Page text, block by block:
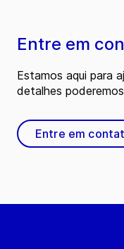
Entre em
Estamos aqui para
detalhes
Entre em